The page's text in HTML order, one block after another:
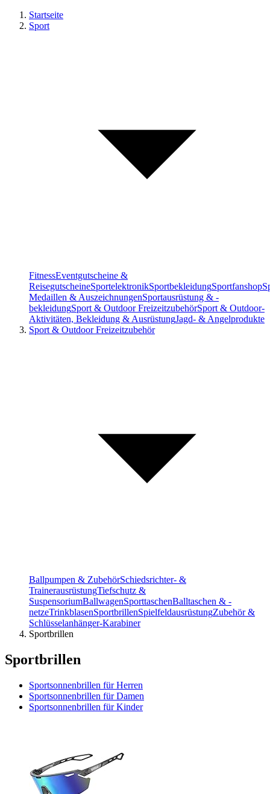
Startseite
Sport
FitnessEventgutscheine &
ReisegutscheineSportelektronikSportbekleidungSportfanshop
Medaillen & AuszeichnungenSportausrüstung & -
bekleidungSport & Outdoor FreizeitzubehörSport & Outdoor-
Aktivitäten, Bekleidung & AusrüstungJagd- & Angelprodukte
Sport & Outdoor Freizeitzubehör
Ballpumpen & ZubehörSchiedsrichter- &
TrainerausrüstungTiefschutz &
SuspensoriumBallwagenSporttaschenBalltaschen & -
netzeTrinkblasenSportbrillenSpielfeldausrüstungZubehör &
Schlüsselanhänger-Karabiner
Sportbrillen
Sportbrillen
Sportsonnenbrillen für Herren
Sportsonnenbrillen für Damen
Sportsonnenbrillen für Kinder